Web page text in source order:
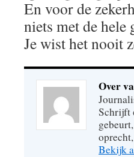
En voor de
niets met de hele
Je wist het nooit
Over
Schrijft
Bekijk